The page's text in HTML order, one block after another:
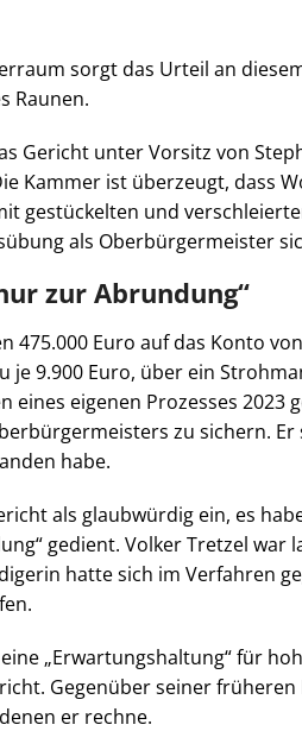
sorgt das Urteil an
Raunen.
Gericht unter Vorsitz von
Kammer ist überzeugt, dass
gestückelten und
als Oberbürgermeister
zur Abrundung“
475.000 Euro auf das Konto
je 9.900 Euro, über ein
eines eigenen Prozesses 2023
zu sichern. Er
habe.
als glaubwürdig ein, es
gedient. Volker Tretzel war
hatte sich im Verfahren
„Erwartungshaltung“ für
Gegenüber seiner
er rechne.